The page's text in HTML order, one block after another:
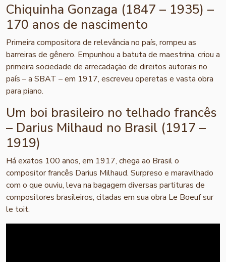
Chiquinha Gonzaga (1847 – 1935) –
170 anos de nascimento
Primeira compositora de relevância no país, rompeu as
barreiras de gênero. Empunhou a batuta de maestrina, criou a
primeira sociedade de arrecadação de direitos autorais no
país – a SBAT – em 1917, escreveu operetas e vasta obra
para piano.
Um boi brasileiro no telhado francês
– Darius Milhaud no Brasil (1917 –
1919)
Há exatos 100 anos, em 1917, chega ao Brasil o
compositor francês Darius Milhaud. Surpreso e maravilhado
com o que ouviu, leva na bagagem diversas partituras de
compositores brasileiros, citadas em sua obra Le Boeuf sur
le toit.